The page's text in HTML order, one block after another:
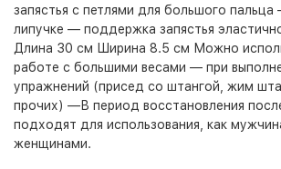
запястья с петлями для большого
липучке — поддержка запястья
Длина 30 см Ширина 8.5 см Можно
работе с большими весами — при
упражнений (присед со штангой, жим
прочих) —В период восстановления
подходят для использования, как
женщинами.